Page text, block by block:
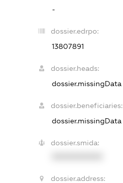
-
dossier.edrpo:
13807891
dossier.heads:
dossier.missingData
dossier.beneficiaries:
dossier.missingData
dossier.smida:
dossier.address: